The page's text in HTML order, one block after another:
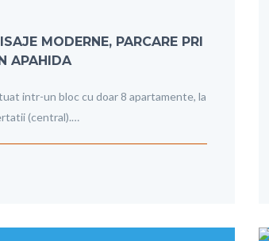
MODERNE, PARCARE PRI
APAHIDA
intr-un bloc cu doar 8 apartamente, la
(central).…